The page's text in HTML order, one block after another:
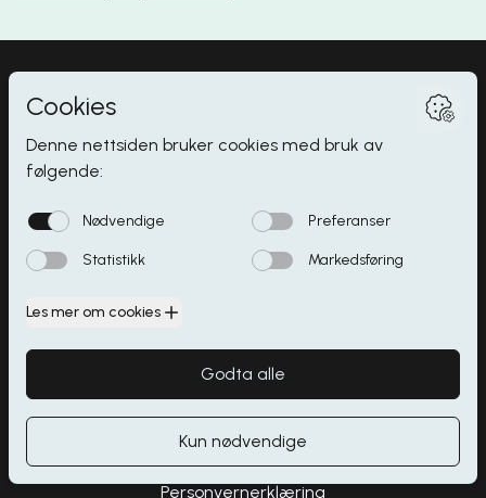
Myrdalsvegen 2,5130 Nyborg
Åpningstider
Spisesteder
Personvernerklæring